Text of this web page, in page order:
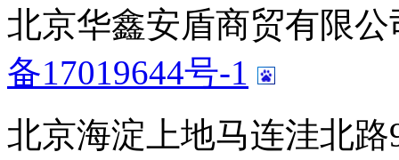
北京华鑫安盾商贸有限
备17019644号-1
北京海淀上地马连洼北